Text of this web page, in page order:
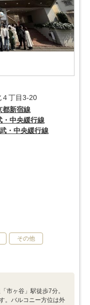
４丁目3-20
都新宿線
・中央緩行線
・中央緩行線
その他
市ヶ谷」駅徒歩7分。
。バルコニー方位は外